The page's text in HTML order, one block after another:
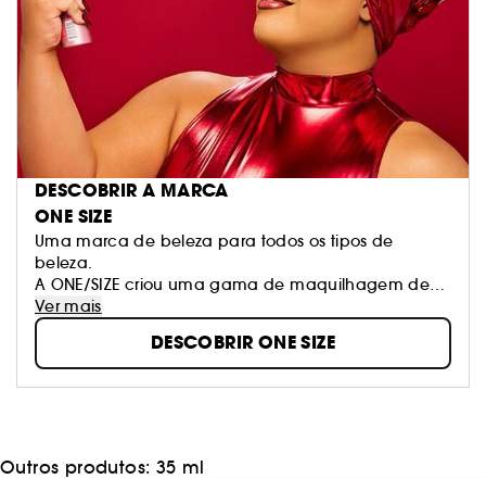
DESCOBRIR A MARCA
ONE SIZE
Uma marca de beleza para todos os tipos de
beleza.
A ONE/SIZE criou uma gama de maquilhagem de
alto desempenho concebida para que todas as
pessoas estejam no seu melhor.
Reinventamos os códigos de beleza, celebrando
vozes únicas e criando um mundo onde todos têm o
seu lugar.
Ver mais
DESCOBRIR ONE SIZE
Outros produtos: 35 ml